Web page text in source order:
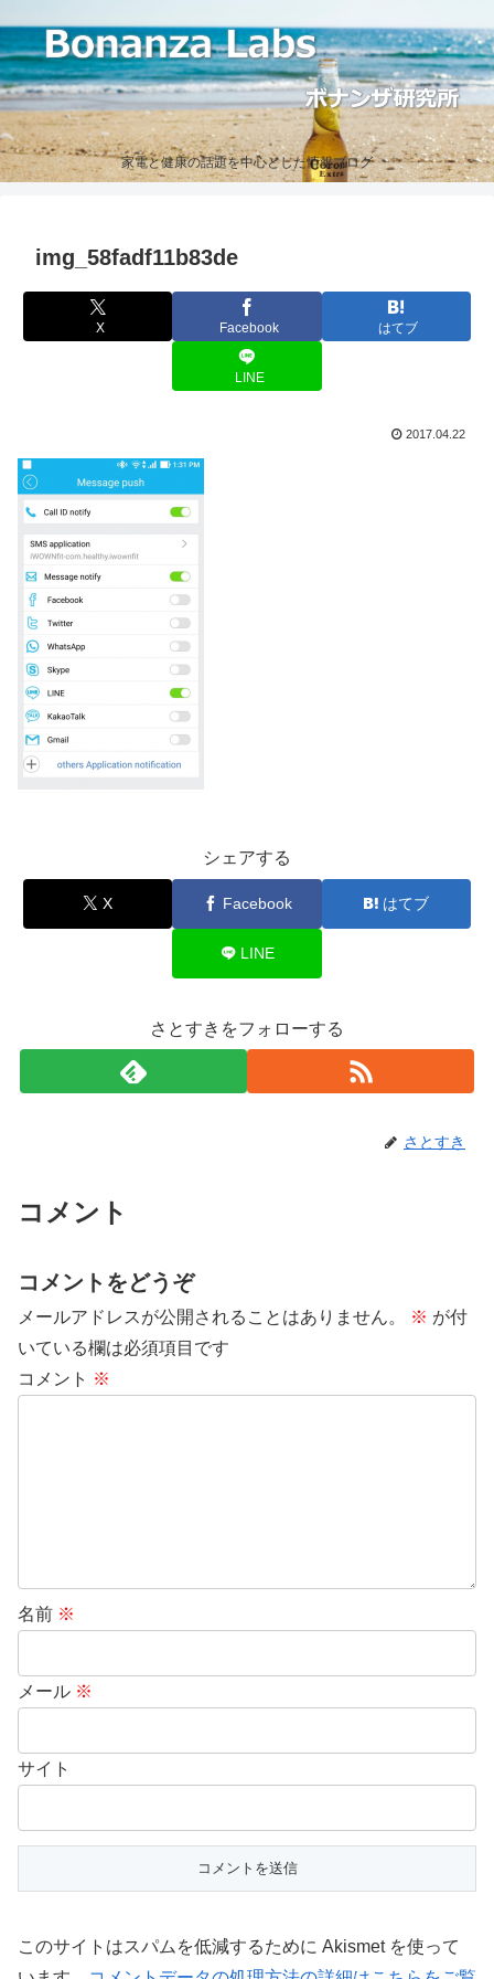
家電と健康の話題を中心とした情報ブログ
img_58fadf11b83de
X Facebook はてブ
LINE
2017.04.22
シェアする
X Facebook はてブ
LINE
さとすきをフォローする
さとすき
コメント
コメントをどうぞ
メールアドレスが公開されることはありません。 ※ が付
いている欄は必須項目です
コメント ※
名前 ※
メール ※
サイト
このサイトはスパムを低減するために Akismet を使って